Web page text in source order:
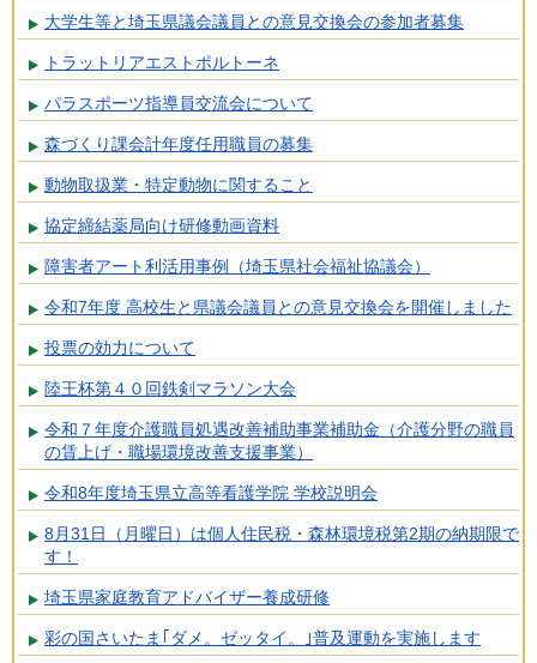
大学生等と埼玉県議会議員との意見交換会の参加者募集
トラットリアエストポルトーネ
パラスポーツ指導員交流会について
森づくり課会計年度任用職員の募集
動物取扱業・特定動物に関すること
協定締結薬局向け研修動画資料
障害者アート利活用事例（埼玉県社会福祉協議会）
令和7年度 高校生と県議会議員との意見交換会を開催しました
投票の効力について
陸王杯第４０回鉄剣マラソン大会
令和７年度介護職員処遇改善補助事業補助金（介護分野の職員
の賃上げ・職場環境改善支援事業）
令和8年度埼玉県立高等看護学院 学校説明会
8月31日（月曜日）は個人住民税・森林環境税第2期の納期限で
す！
埼玉県家庭教育アドバイザー養成研修
彩の国さいたま｢ダメ。ゼッタイ。｣普及運動を実施します